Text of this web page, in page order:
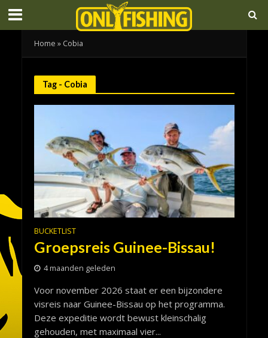
Home » Cobia
Tag - Cobia
BUCKETLIST
Groepsreis Guinee-Bissau!
4 maanden geleden
Voor november 2026 staat er een bijzondere
visreis naar Guinee-Bissau op het programma.
Deze expeditie wordt bewust kleinschalig
gehouden, met maximaal vier...